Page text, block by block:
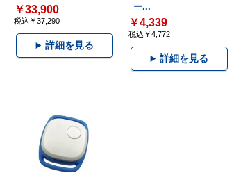
￥33,900
税込￥37,290
詳細を見る
ー...
￥4,339
税込￥4,772
詳細を見る